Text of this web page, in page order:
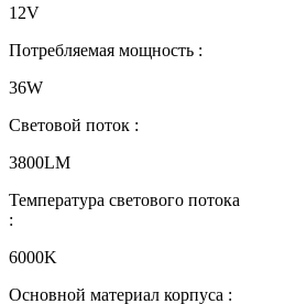
12V
Потребляемая мощность :
36W
Световой поток :
3800LM
Температура светового потока
:
6000K
Основной материал корпуса :